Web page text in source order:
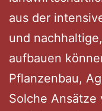
aus der
und
aufbauen
Pflanzenbau,
Solche Ansätze